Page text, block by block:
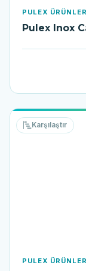
PULEX
Pulex Inox
Karşılaştır
PULEX